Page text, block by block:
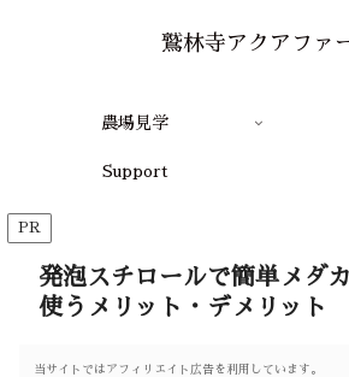
鷲林寺アクアファ
農場見学
Support
PR
発泡スチロールで簡単メダ
使うメリット・デメリット
当サイトではアフィリエイト広告を利用しています。